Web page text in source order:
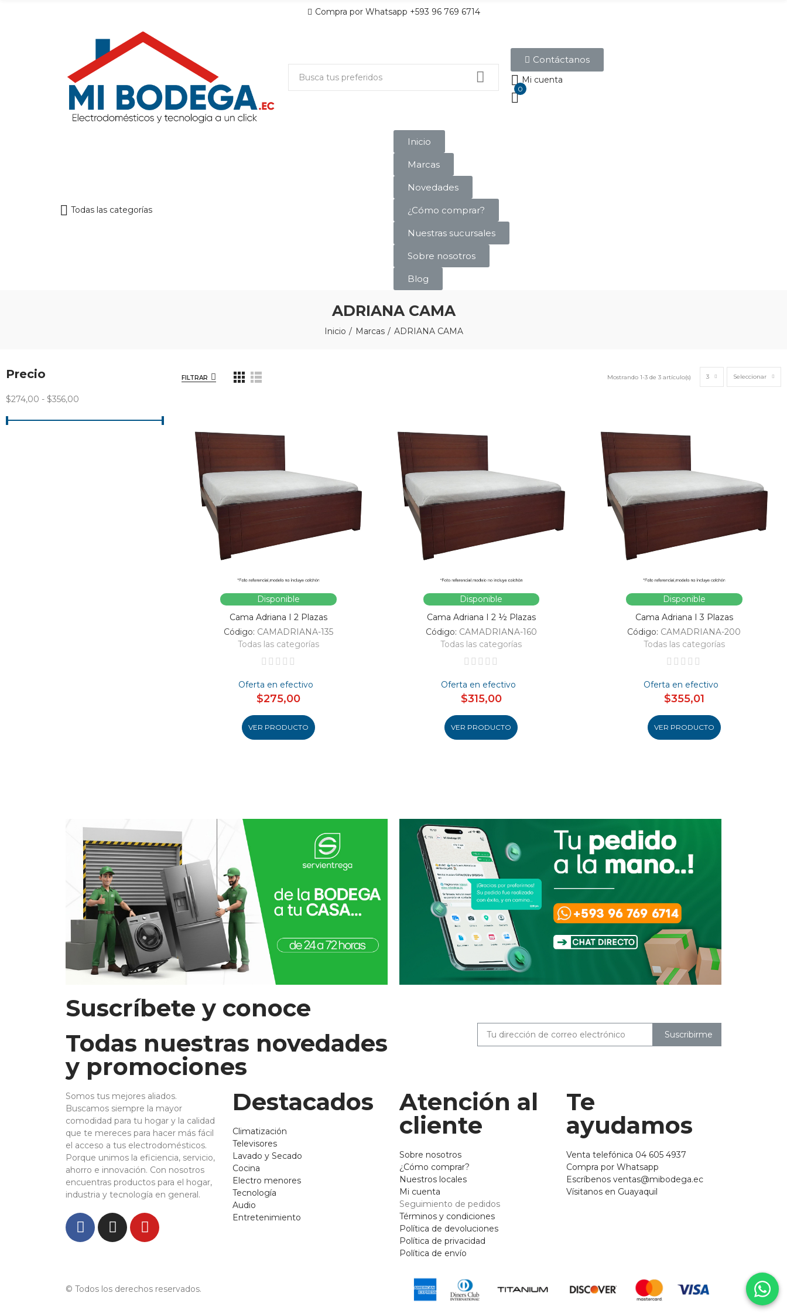
Compra por Whatsapp +593 96 769 6714
Contáctanos
Mi cuenta
0
Todas las categorías
Inicio
Marcas
Novedades
¿Cómo comprar?
Nuestras sucursales
Sobre nosotros
Blog
ADRIANA CAMA
Inicio Marcas ADRIANA CAMA
FILTRAR Mostrando 1-3 de 3 artículo(s) 3 Seleccionar
Disponible
Cama Adriana I 2 Plazas
Código: CAMADRIANA-135
Todas las categorías
Oferta en efectivo
$275,00
VER PRODUCTO
Disponible
Cama Adriana I 2 ½ Plazas
Código: CAMADRIANA-160
Todas las categorías
Oferta en efectivo
$315,00
VER PRODUCTO
Disponible
Cama Adriana I 3 Plazas
Código: CAMADRIANA-200
Todas las categorías
Oferta en efectivo
$355,01
VER PRODUCTO
Precio
$274,00 - $356,00
Suscríbete y conoce
Todas nuestras novedades
y promociones
Suscribirme
Somos tus mejores aliados.
Buscamos siempre la mayor
comodidad para tu hogar y la calidad
que te mereces para hacer más fácil
el acceso a tus electrodomésticos.
Porque unimos la eficiencia, servicio,
ahorro e innovación. Con nosotros
encuentras productos para el hogar,
industria y tecnología en general.
Destacados
Climatización
Televisores
Lavado y Secado
Cocina
Electro menores
Tecnología
Audio
Entretenimiento
Atención al
cliente
Sobre nosotros
¿Cómo comprar?
Nuestros locales
Mi cuenta
Seguimiento de pedidos
Términos y condiciones
Política de devoluciones
Política de privacidad
Política de envío
Te
ayudamos
Venta telefónica 04 605 4937
Compra por Whatsapp
Escríbenos ventas@mibodega.ec
Vísitanos en Guayaquil
© Todos los derechos reservados.